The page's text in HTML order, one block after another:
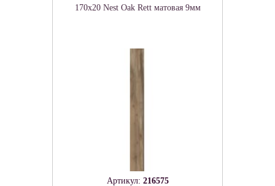
170x20 Nest Oak Rett матовая 9мм
Артикул: 216575